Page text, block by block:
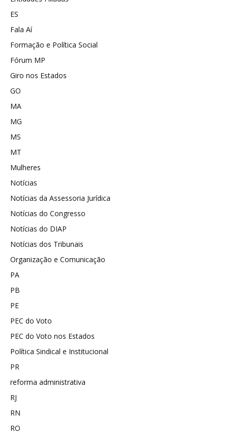
ES
Fala Aí
Formação e Política Social
Fórum MP
Giro nos Estados
GO
MA
MG
MS
MT
Mulheres
Notícias
Notícias da Assessoria Jurídica
Notícias do Congresso
Notícias do DIAP
Notícias dos Tribunais
Organização e Comunicação
PA
PB
PE
PEC do Voto
PEC do Voto nos Estados
Política Sindical e Institucional
PR
reforma administrativa
RJ
RN
RO